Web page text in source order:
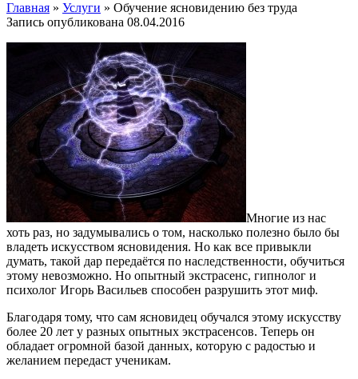
Главная » Услуги » Обучение ясновидению без труда
Запись опубликована 08.04.2016
Многие из нас
хоть раз, но задумывались о том, насколько полезно было бы
владеть искусством ясновидения. Но как все привыкли
думать, такой дар передаётся по наследственности, обучиться
этому невозможно. Но опытный экстрасенс, гипнолог и
психолог Игорь Васильев способен разрушить этот миф.
Благодаря тому, что сам ясновидец обучался этому искусству
более 20 лет у разных опытных экстрасенсов. Теперь он
обладает огромной базой данных, которую с радостью и
желанием передаст ученикам.